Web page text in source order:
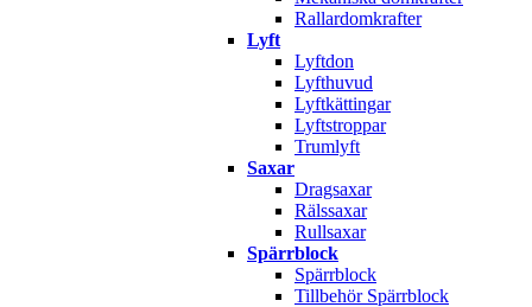
Rallardomkrafter
Lyft
Lyftdon
Lyfthuvud
Lyftkättingar
Lyftstroppar
Trumlyft
Saxar
Dragsaxar
Rälssaxar
Rullsaxar
Spärrblock
Spärrblock
Tillbehör Spärrblock